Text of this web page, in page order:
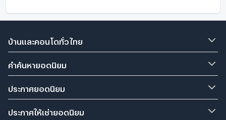
บ้านและคอนโดทั่วไทย
คำค้นหายอดนิยม
ประกาศยอดนิยม
ประกาศให้เช่ายอดนิยม